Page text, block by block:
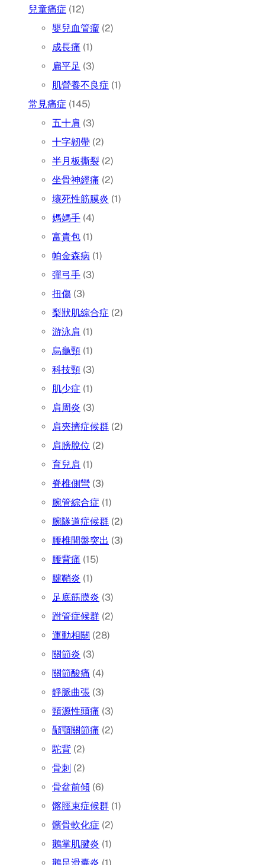
兒童痛症 (12)
嬰兒血管瘤 (2)
成長痛 (1)
扁平足 (3)
肌營養不良症 (1)
常見痛症 (145)
五十肩 (3)
十字韌帶 (2)
半月板撕裂 (2)
坐骨神經痛 (2)
壞死性筋膜炎 (1)
媽媽手 (4)
富貴包 (1)
帕金森病 (1)
彈弓手 (3)
扭傷 (3)
梨狀肌綜合症 (2)
游泳肩 (1)
烏龜頸 (1)
科技頸 (3)
肌少症 (1)
肩周炎 (3)
肩夾擠症候群 (2)
肩膀脫位 (2)
育兒肩 (1)
脊椎側彎 (3)
腕管綜合症 (1)
腕隧道症候群 (2)
腰椎間盤突出 (3)
腰背痛 (15)
腱鞘炎 (1)
足底筋膜炎 (3)
跗管症候群 (2)
運動相關 (28)
關節炎 (3)
關節酸痛 (4)
靜脈曲張 (3)
頸源性頭痛 (3)
顳顎關節痛 (2)
駝背 (2)
骨刺 (2)
骨盆前傾 (6)
髂脛束症候群 (1)
髕骨軟化症 (2)
鵝掌肌腱炎 (1)
鵝足滑囊炎 (1)